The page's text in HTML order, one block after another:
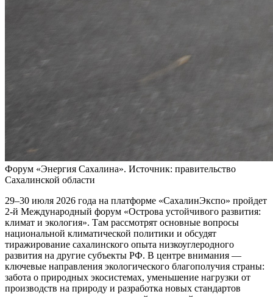
Форум «Энергия Сахалина». Источник: правительство
Сахалинской области
29–30 июля 2026 года на платформе «СахалинЭкспо» пройдет
2-й Международный форум «Острова устойчивого развития:
климат и экология». Там рассмотрят основные вопросы
национальной климатической политики и обсудят
тиражирование сахалинского опыта низкоуглеродного
развития на другие субъекты РФ. В центре внимания —
ключевые направления экологического благополучия страны:
забота о природных экосистемах, уменьшение нагрузки от
производств на природу и разработка новых стандартов